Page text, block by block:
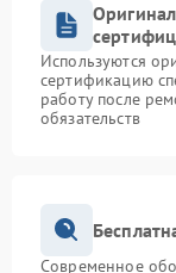
Используются
сертификацию
работу после
обязательств
Современное